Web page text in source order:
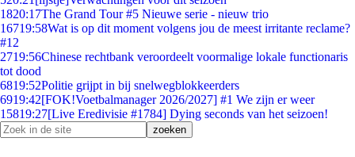
1820:17The Grand Tour #5 Nieuwe serie - nieuw trio
16719:58Wat is op dit moment volgens jou de meest irritante reclame?
#12
2719:56Chinese rechtbank veroordeelt voormalige lokale functionaris
tot dood
6819:52Politie grijpt in bij snelwegblokkeerders
6919:42[FOK!Voetbalmanager 2026/2027] #1 We zijn er weer
15819:27[Live Eredivisie #1784] Dying seconds van het seizoen!